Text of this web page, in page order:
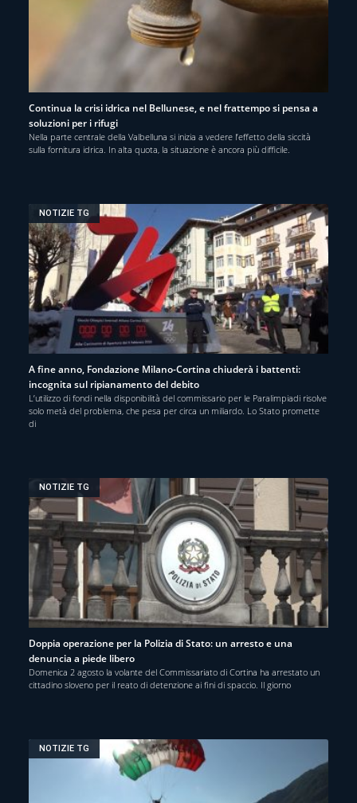
Continua la crisi idrica nel Bellunese, e nel frattempo si pensa a
soluzioni per i rifugi
Nella parte centrale della Valbelluna si inizia a vedere l’effetto della siccità
sulla fornitura idrica. In alta quota, la situazione è ancora più difficile.
NOTIZIE TG
A fine anno, Fondazione Milano-Cortina chiuderà i battenti:
incognita sul ripianamento del debito
L’utilizzo di fondi nella disponibilità del commissario per le Paralimpiadi risolve
solo metà del problema, che pesa per circa un miliardo. Lo Stato promette
di
NOTIZIE TG
Doppia operazione per la Polizia di Stato: un arresto e una
denuncia a piede libero
Domenica 2 agosto la volante del Commissariato di Cortina ha arrestato un
cittadino sloveno per il reato di detenzione ai fini di spaccio. Il giorno
NOTIZIE TG